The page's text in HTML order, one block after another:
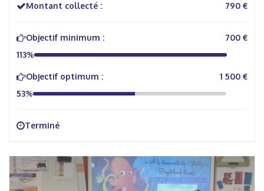
Montant collecté : 790 €
Objectif minimum :
700 €
113%
Objectif optimum :
1 500 €
53%
Terminé